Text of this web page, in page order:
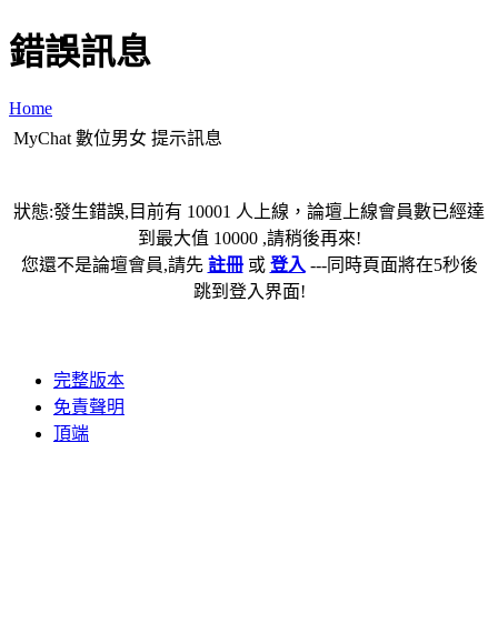
錯誤訊息
Home
MyChat 數位男女 提示訊息
狀態:發生錯誤,目前有 10001 人上線，論壇上線會員數已經達
到最大值 10000 ,請稍後再來!
您還不是論壇會員,請先 註冊或 登入 ---同時頁面將在5秒後
跳到登入界面!
完整版本
免責聲明
頂端